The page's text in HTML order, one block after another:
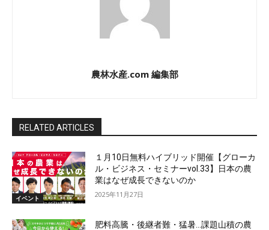
農林水産.com 編集部
RELATED ARTICLES
イベント
１月10日無料ハイブリッド開催【グローカ
ル・ビジネス・セミナーvol.33】日本の農
業はなぜ成長できないのか
2025年11月27日
肥料高騰・後継者難・猛暑…課題山積の農